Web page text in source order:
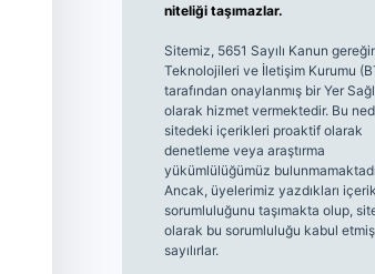
niteliği taşımazlar.
Sitemiz, 5651 Sayılı Kanun
Teknolojileri ve İletişim Kurumu
tarafından onaylanmış bir Yer
olarak hizmet vermektedir. Bu
sitedeki içerikleri proaktif olarak
denetleme veya araştırma
yükümlülüğümüz
Ancak, üyelerimiz yazdıkları
sorumluluğunu taşımakta olup,
olarak bu sorumluluğu kabul etmiş
sayılırlar.